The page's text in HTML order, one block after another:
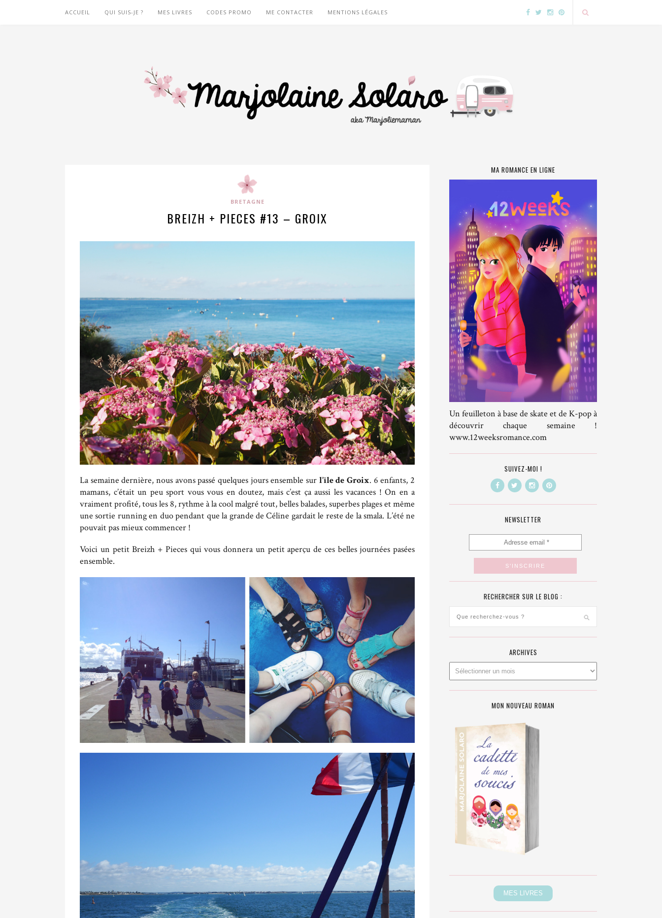
ACCUEIL QUI SUIS-JE ? MES LIVRES CODES PROMO ME CONTACTER MENTIONS LÉGALES
BRETAGNE
BREIZH + PIECES #13 – GROIX
La semaine dernière, nous avons passé quelques jours ensemble sur l’île de Groix. 6 enfants, 2
mamans, c’était un peu sport vous vous en doutez, mais c’est ça aussi les vacances ! On en a
vraiment profité, tous les 8, rythme à la cool malgré tout, belles balades, superbes plages et même
une sortie running en duo pendant que la grande de Céline gardait le reste de la smala. L’été ne
pouvait pas mieux commencer !
Voici un petit Breizh + Pieces qui vous donnera un petit aperçu de ces belles journées pasées
ensemble.
MA ROMANCE EN LIGNE
Un feuilleton à base de skate et de K-pop à
découvrir chaque semaine !
www.12weeksromance.com
SUIVEZ-MOI !
NEWSLETTER
RECHERCHER SUR LE BLOG :
ARCHIVES
MON NOUVEAU ROMAN